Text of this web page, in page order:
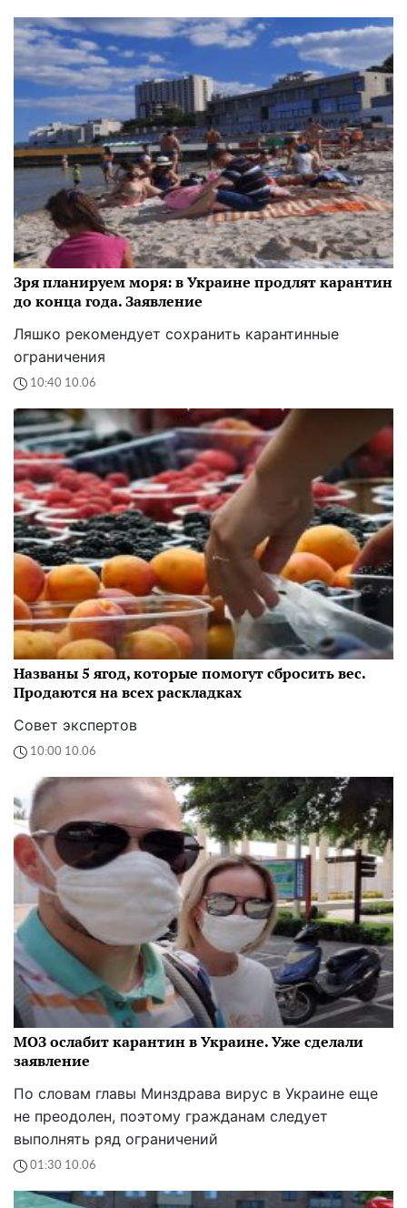
Зря планируем моря: в Украине продлят карантин
до конца года. Заявление
Ляшко рекомендует сохранить карантинные
ограничения
10:40 10.06
Названы 5 ягод, которые помогут сбросить вес.
Продаются на всех раскладках
Совет экспертов
10:00 10.06
МОЗ ослабит карантин в Украине. Уже сделали
заявление
По словам главы Минздрава вирус в Украине еще
не преодолен, поэтому гражданам следует
выполнять ряд ограничений
01:30 10.06